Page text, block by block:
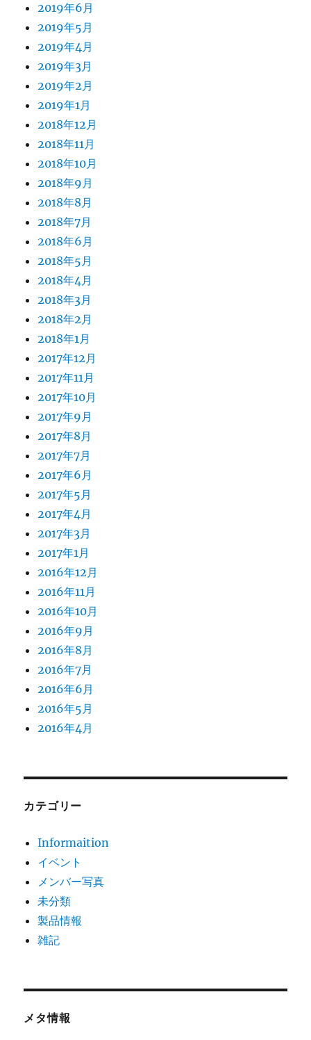
2019年6月
2019年5月
2019年4月
2019年3月
2019年2月
2019年1月
2018年12月
2018年11月
2018年10月
2018年9月
2018年8月
2018年7月
2018年6月
2018年5月
2018年4月
2018年3月
2018年2月
2018年1月
2017年12月
2017年11月
2017年10月
2017年9月
2017年8月
2017年7月
2017年6月
2017年5月
2017年4月
2017年3月
2017年1月
2016年12月
2016年11月
2016年10月
2016年9月
2016年8月
2016年7月
2016年6月
2016年5月
2016年4月
カテゴリー
Informaition
イベント
メンバー写真
未分類
製品情報
雑記
メタ情報